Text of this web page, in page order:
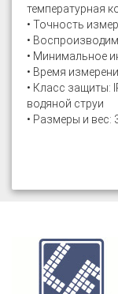
температурная
• Точность
•
• Минимальное
• Время
• Класс защиты:
водяной струи
• Размеры и вес: